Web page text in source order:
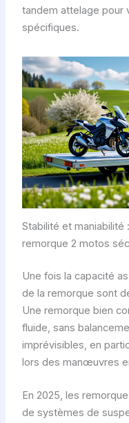
tandem attelage pour
spécifiques.
Stabilité et
remorque 2 motos
Une fois la capacité
de la remorque sont
Une remorque bien
fluide, sans
imprévisibles, en
lors des manœuvres
En 2025, les
de systèmes de